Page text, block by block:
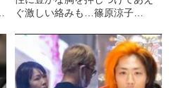
ぐ激しい絡みも…篠原涼子
優人生